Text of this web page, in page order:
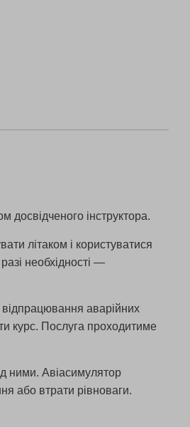
досвідченого інструктора.
літаком і користуватися
необхідності —
аварійних
курс. Послуга проходитиме
ними. Авіасимулятор
або втрати рівноваги.